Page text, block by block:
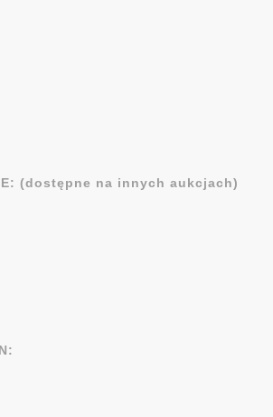
(dostępne na innych aukcjach)